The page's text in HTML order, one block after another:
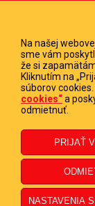
Na našej
sme vám
že si
Kliknutím na
súborov
cookies“a
odmietnuť.